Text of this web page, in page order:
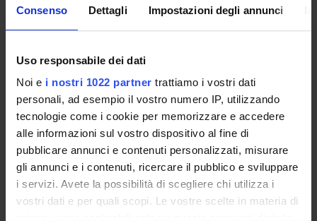
Consenso Dettagli Impostazioni degli annunci
Uso responsabile dei dati
Noi e i nostri 1022 partner trattiamo i vostri dati
personali, ad esempio il vostro numero IP, utilizzando
tecnologie come i cookie per memorizzare e accedere
alle informazioni sul vostro dispositivo al fine di
pubblicare annunci e contenuti personalizzati, misurare
gli annunci e i contenuti, ricercare il pubblico e sviluppare
i servizi. Avete la possibilità di scegliere chi utilizza i
vostri dati e per quali scopi. Le vostre scelte in materia di
instruments required to administer drugs safely and
effectively, in the management and monitoring of
use
Module: INFERMIERISTICA APPLICATA AI PERCORSI
DIAGNOSTICI E TERAPEUTICI
-------
------------------------------------------------------------
-----------------